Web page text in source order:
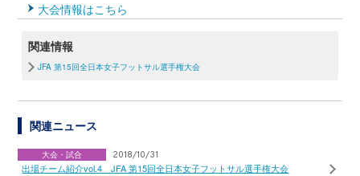
大会情報はこちら
関連情報
JFA 第15回全日本女子フットサル選手権大会
関連ニュース
大会・試合 2018/10/31
出場チーム紹介vol.4 JFA 第15回全日本女子フットサル選手権大会